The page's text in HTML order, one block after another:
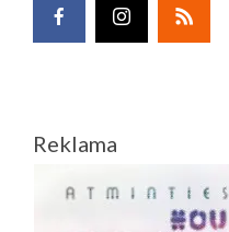
Reklama